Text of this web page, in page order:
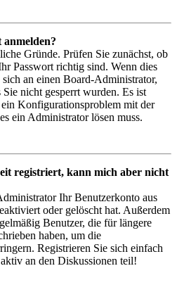
Gründe. Prüfen Sie zunächst, ob
Passwort richtig sind. Wenn dies
an einen Board-Administrator,
Sie nicht gesperrt wurden. Es ist
Konfigurationsproblem mit der
ein Administrator lösen muss.
registriert, kann mich aber nicht
Ihr Benutzerkonto aus
oder gelöscht hat. Außerdem
Benutzer, die für längere
haben, um die
Registrieren Sie sich einfach
an den Diskussionen teil!